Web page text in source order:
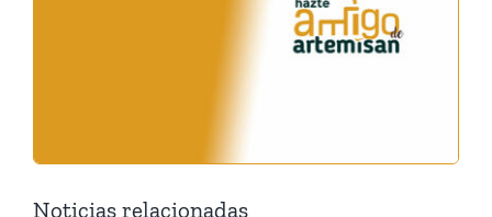
Noticias relacionadas